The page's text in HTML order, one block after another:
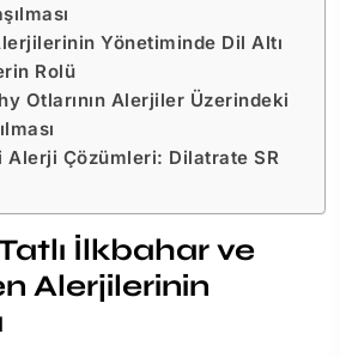
Yönetiminde Dil Altı
Rolü
Otlarının Alerjiler Üzerindeki
Alerji Çözümleri: Dilatrate SR
İlkbahar ve
Alerjilerinin